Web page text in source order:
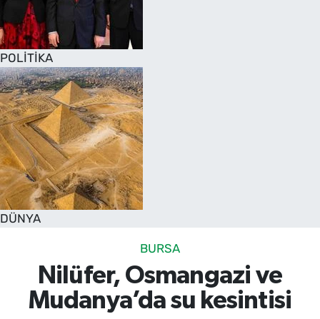
POLİTİKA
DÜNYA
BURSA
Nilüfer, Osmangazi ve
Mudanya’da su kesintisi